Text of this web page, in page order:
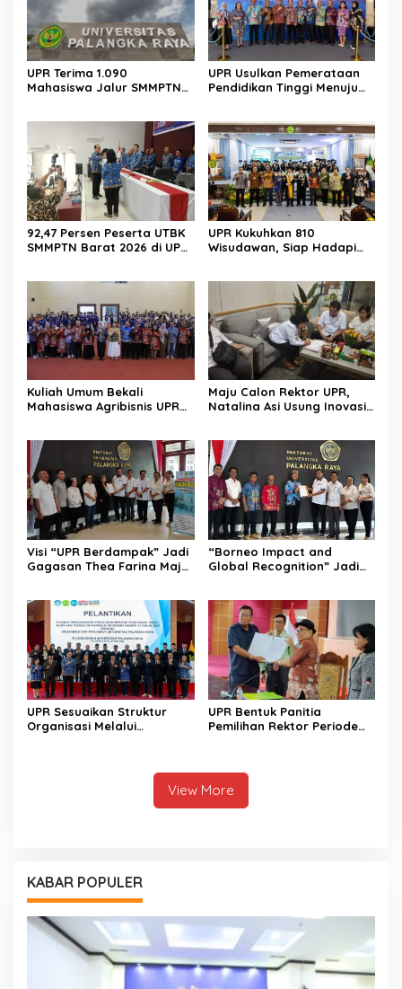
UPR Terima 1.090
Mahasiswa Jalur SMMPTN
UPR Usulkan Pemerataan
Pendidikan Tinggi Menuju
92,47 Persen Peserta UTBK
SMMPTN Barat 2026 di UPR
UPR Kukuhkan 810
Wisudawan, Siap Hadapi
Kuliah Umum Bekali
Mahasiswa Agribisnis UPR
Maju Calon Rektor UPR,
Natalina Asi Usung Inovasi
Visi “UPR Berdampak” Jadi
Gagasan Thea Farina Maju
“Borneo Impact and
Global Recognition” Jadi
UPR
UPR Sesuaikan Struktur
Organisasi Melalui
UPR Bentuk Panitia
Pemilihan Rektor Periode
View More
KABAR POPULER